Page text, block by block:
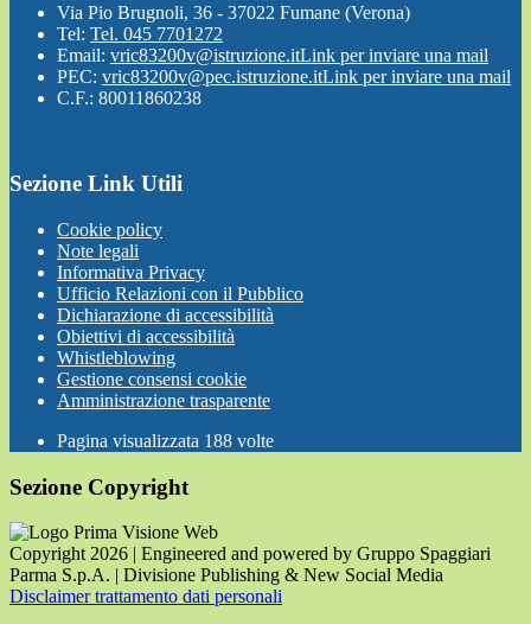
Via Pio Brugnoli, 36 - 37022 Fumane (Verona)
Tel: Tel. 045 7701272
Email: vric83200v@istruzione.itLink per inviare una mail
PEC: vric83200v@pec.istruzione.itLink per inviare una mail
C.F.: 80011860238
Sezione Link Utili
Cookie policy
Note legali
Informativa Privacy
Ufficio Relazioni con il Pubblico
Dichiarazione di accessibilità
Obiettivi di accessibilità
Whistleblowing
Gestione consensi cookie
Amministrazione trasparente
Pagina visualizzata 188 volte
Sezione Copyright
Copyright 2026 | Engineered and powered by Gruppo Spaggiari
Parma S.p.A. | Divisione Publishing & New Social Media
Disclaimer trattamento dati personali